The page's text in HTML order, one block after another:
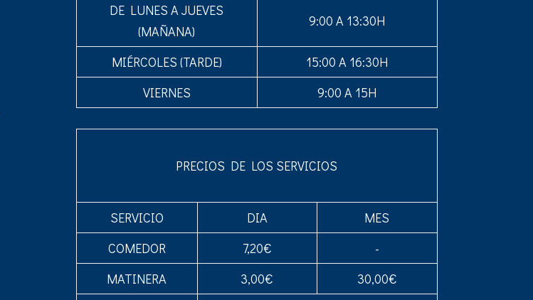
DE LUNES A JUEVES
(MAÑANA)
9:00 A 13:30H
MIÉRCOLES (TARDE)
15:00 A 16:30H
VIERNES
9:00 A 15H
PRECIOS DE LOS SERVICIOS
SERVICIO DIA
MES
COMEDOR
7,20€
-
MATINERA
3,00€
30,00€